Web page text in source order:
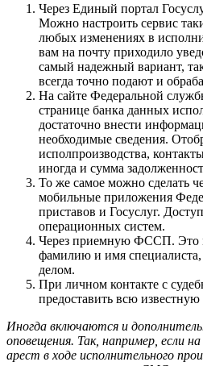
Через Единый портал
Можно настроить сервис
любых изменениях в
вам на почту приходило
самый надежный вариант,
всегда точно подают и
На сайте Федеральной
странице банка данных
достаточно внести
необходимые сведения.
исполпроизводства,
иногда и сумма
То же самое можно сделать
мобильные приложения
приставов и Госуслуг.
операционных систем.
Через приемную ФССП. Это
фамилию и имя специалиста,
делом.
При личном контакте с
предоставить всю
Иногда включаются и
оповещения. Так, например, если
арест в ходе исполнительного